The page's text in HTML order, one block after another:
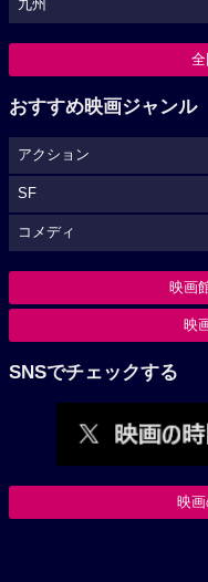
九州
おすすめ映画ジャンル
アクション
SF
コメディ
映画
映
SNSでチェックする
映